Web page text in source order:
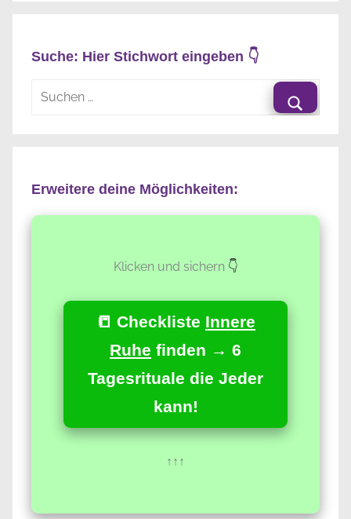
Suche: Hier Stichwort eingeben 👇
Suchen
Erweitere deine Möglichkeiten:
Klicken und sichern👇
📒 Checkliste Innere
Ruhe finden → 6
Tagesrituale die Jeder
kann!
↑↑↑